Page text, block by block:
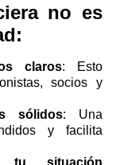
no es
claros: Esto
socios y
sólidos: Una
y facilita
tu situación